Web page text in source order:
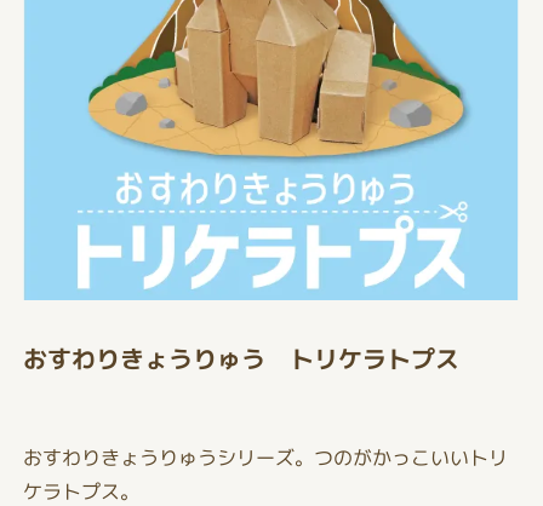
おすわりきょうりゅう トリケラトプス
おすわりきょうりゅうシリーズ。つのがかっこいいトリ
ケラトプス。